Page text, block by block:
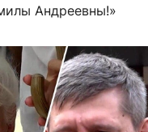
Андреевны!»